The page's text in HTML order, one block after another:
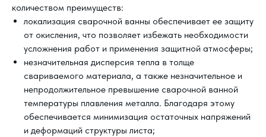
количеством преимуществ:
локализация сварочной ванны обеспечивает ее защиту
от окисления, что позволяет избежать необходимости
усложнения работ и применения защитной атмосферы;
незначительная дисперсия тепла в толще
свариваемого материала, а также незначительное и
непродолжительное превышение сварочной ванной
температуры плавления металла. Благодаря этому
обеспечивается минимизация остаточных напряжений
и деформаций структуры листа;